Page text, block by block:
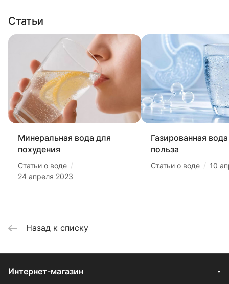
Статьи
Минеральная вода для
похудения
Статьи о воде /
24 апреля 2023
Газированная
польза
Статьи о воде / 10
Назад к списку
Интернет-магазин